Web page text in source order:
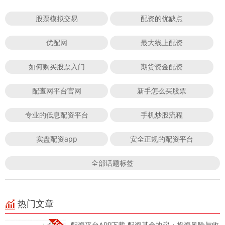
股票模拟交易 配资的优缺点
优配网 最大线上配资
如何购买股票入门 期货资金配资
配查网平台官网 新手怎么买股票
专业的低息配资平台 手机炒股流程
实盘配资app 安全正规的配资平台
全部话题标签
热门文章